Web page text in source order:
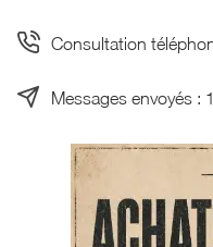
Consultation
Messages envoyés : 1